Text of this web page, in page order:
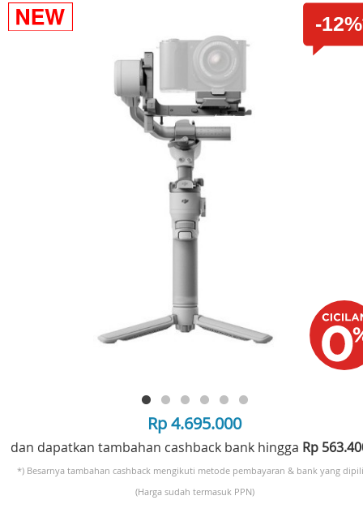
-
Rp 4.695.000
dan dapatkan tambahan cashback bank hingga Rp
*) Besarnya tambahan cashback mengikuti metode pembayaran & bank yang
(Harga sudah termasuk PPN)